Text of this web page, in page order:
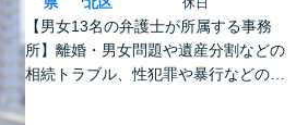
休日
【男女13名の弁護士が所属する事務
所】離婚・男女問題や遺産分割などの
相続トラブル、性犯罪や暴行などの刑